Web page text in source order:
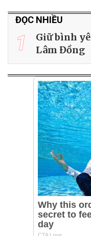
ĐỌC NHIỀU
1
Giữ bình
Lâm Đồng